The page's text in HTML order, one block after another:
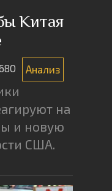
Китая
Анализ
на
и новую
США.